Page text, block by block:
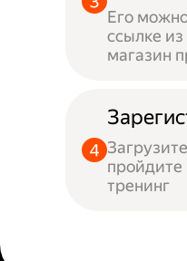
Его
ссылке
магазин
тренинг